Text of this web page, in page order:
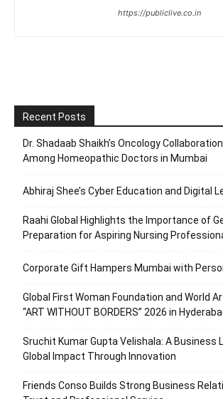
https://publiclive.co.in
Recent Posts
Dr. Shadaab Shaikh’s Oncology
Among Homeopathic Doctors in Mumbai
Abhiraj Shee’s Cyber Education and Digital
Raahi Global Highlights the Importance of
Preparation for Aspiring Nursing
Corporate Gift Hampers Mumbai with
Global First Woman Foundation and World
“ART WITHOUT BORDERS” 2026 in
Sruchit Kumar Gupta Velishala: A Business
Global Impact Through Innovation
Friends Conso Builds Strong Business